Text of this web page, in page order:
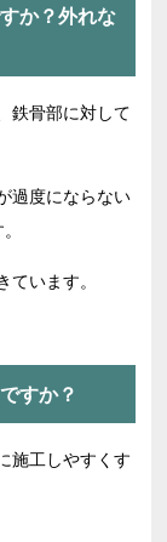
か？外れな
鉄骨部に対して
過度にならない
います。
すか？
施工しやすくす